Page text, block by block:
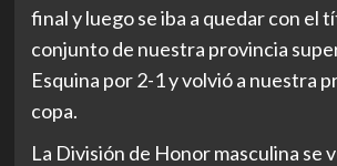
final y luego se iba a quedar con el
conjunto de nuestra provincia
Esquina por 2-1 y volvió a nuestra
copa.
La División de Honor masculina se